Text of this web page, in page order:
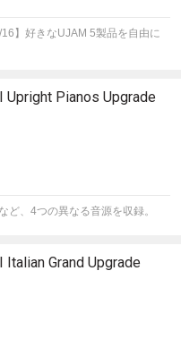
】好きなUJAM 5製品を自由に
Upright Pianos Upgrade
、4つの異なる音源を収録。
Italian Grand Upgrade